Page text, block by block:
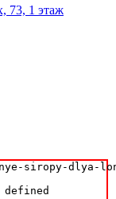
73, 1 этаж
siropy-dlya-
defined